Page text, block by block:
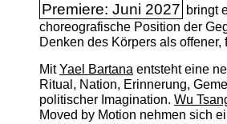
Premiere: Juni 2027 bringt
choreografische Position der
Denken des Körpers als offener,
MitYael Bartanaentsteht eine
Ritual, Nation, Erinnerung,
politischer Imagination. Wu
Moved by Motion nehmen sich